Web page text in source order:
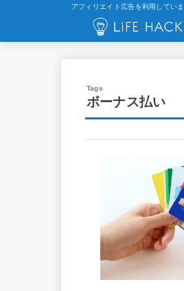
アフィリエイト広告を利用してい
ボーナス払い